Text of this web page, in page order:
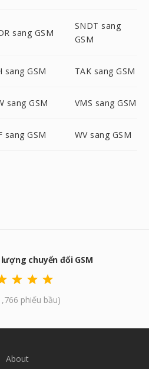
sang GSM
SNDT sang
GSM
sang GSM TAK sang GSM
sang GSM VMS sang GSM
sang GSM WV sang GSM
chuyển đổi GSM
phiếu bầu)
About